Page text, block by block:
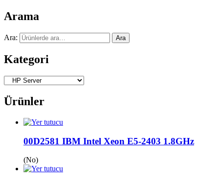
Arama
Ara: Ara
Kategori
Ürünler
00D2581 IBM Intel Xeon E5-2403 1.8GHz
(No)